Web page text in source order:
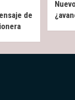
de